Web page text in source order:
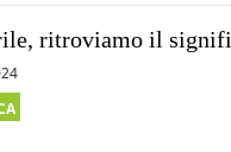
ritroviamo il